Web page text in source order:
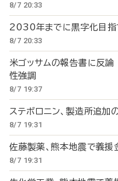
8/7 20:33
2030年までに黒字化目
8/7 20:33
米ゴッサムの報告書に反
性強調
8/7 19:37
ステボロニン、製造所追
8/7 19:31
佐藤製薬、熊本地震で義
8/7 19:31